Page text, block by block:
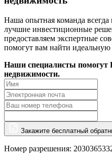
Наша опытная команда всегда
лучшие инвестиционные
предоставляем экспертные
помогут вам найти
Наши специалисты помогут
недвижимости.
Закажите бесплатный
Номер разрешения: